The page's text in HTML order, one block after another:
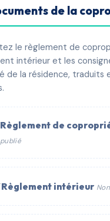
🏠 104 lots 🏗 1
Syndic Digital
de la
le règlement de
intérieur et les
de la résidence, traduits
Règlement de
publié
Règlement intérieur